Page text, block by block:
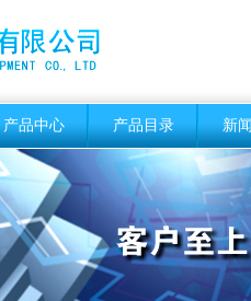
产品中心 产品目录 新